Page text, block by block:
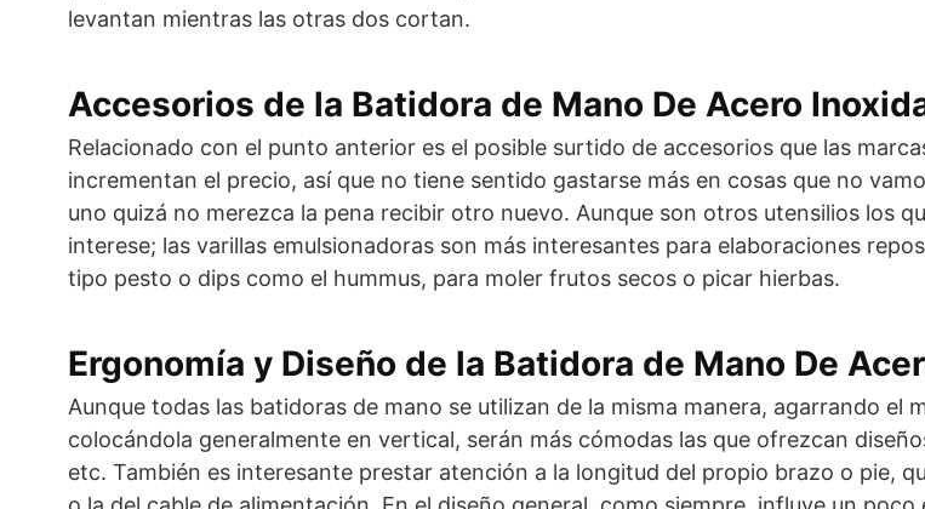
levantan mientras las otras dos cortan.
Accesorios de la Batidora de Mano De Acero
Relacionado con el punto anterior es el posible surtido de accesorios que las
incrementan el precio, así que no tiene sentido gastarse más en cosas que no
uno quizá no merezca la pena recibir otro nuevo. Aunque son otros utensilios los
interese; las varillas emulsionadoras son más interesantes para elaboraciones
tipo pesto o dips como el hummus, para moler frutos secos o picar hierbas.
Ergonomía y Diseño de la Batidora de Mano De
Aunque todas las batidoras de mano se utilizan de la misma manera, agarrando
colocándola generalmente en vertical, serán más cómodas las que ofrezcan
etc. También es interesante prestar atención a la longitud del propio brazo o pie,